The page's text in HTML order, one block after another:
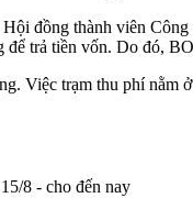
đồng thành viên
trả tiền vốn. Do đó,
Việc trạm thu phí
8 - cho đến nay